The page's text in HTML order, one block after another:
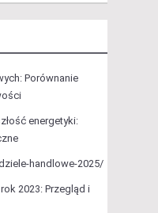
Porównanie
energetyki:
handlowe-2025/
2023: Przegląd i